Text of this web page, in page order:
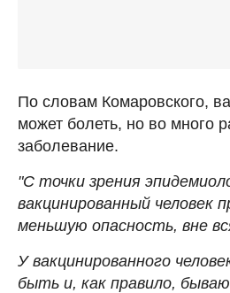
По словам Комаровского,
может болеть, но во много
заболевание.
"С точки зрения
вакцинированный человек
меньшую опасность, вне
У вакцинированного
быть и, как правило,